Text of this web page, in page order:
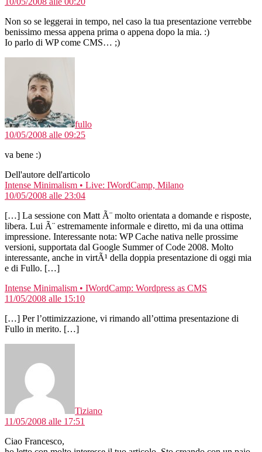
Non so se leggerai in tempo, nel caso la tua presentazione verrebbe
benissimo messa appena prima o appena dopo la mia. :)
Io parlo di WP come CMS… ;)
fullo
10/05/2008 alle 09:25
va bene :)
Dell'autore dell'articolo
Intense Minimalism • Live: IWordCamp, Milanodice:
10/05/2008 alle 23:04
[…] La sessione con Matt Ã¨ molto orientata a domande e risposte,
libera. Lui Ã¨ estremamente informale e diretto, mi da una ottima
impressione. Interessante nota: WP Cache nativa nelle prossime
versioni, supportata dal Google Summer of Code 2008. Molto
interessante, anche in virtÃ¹ della doppia presentazione di oggi mia
e di Fullo. […]
Intense Minimalism • IWordCamp: Wordpress as CMS
11/05/2008 alle 15:10
[…] Per l’ottimizzazione, vi rimando all’ottima presentazione di
Fullo in merito. […]
Tiziano
11/05/2008 alle 17:51
Ciao Francesco,